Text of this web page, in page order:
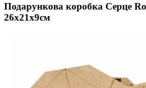
Подарункова коробка Серце
26х21х9см